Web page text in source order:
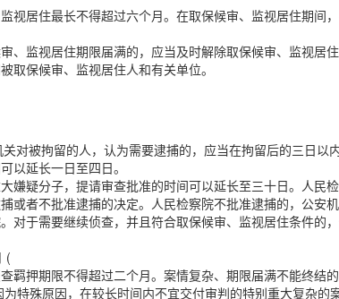
视居住最长不得超过六个月。在取保候审、监视居住期间
、监视居住期限届满的，应当及时解除取保候审、监视居住
取保候审、监视居住人和有关单位。
对被拘留的人，认为需要逮捕的，应当在拘留后的三日以
以延长一日至四日。
嫌疑分子，提请审查批准的时间可以延长至三十日。人民
或者不批准逮捕的决定。人民检察院不批准逮捕的，公安
对于需要继续侦查，并且符合取保候审、监视居住条件的
(
羁押期限不得超过二个月。案情复杂、期限届满不能终结
特殊原因，在较长时间内不宜交付审判的特别重大复杂的